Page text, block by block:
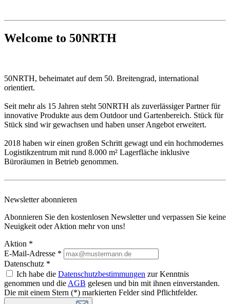
Welcome to 50NRTH
50NRTH, beheimatet auf dem 50. Breitengrad, international
orientiert.
Seit mehr als 15 Jahren steht 50NRTH als zuverlässiger Partner für
innovative Produkte aus dem Outdoor und Gartenbereich. Stück für
Stück sind wir gewachsen und haben unser Angebot erweitert.
2018 haben wir einen großen Schritt gewagt und ein hochmodernes
Logistikzentrum mit rund 8.000 m² Lagerfläche inklusive
Büroräumen in Betrieb genommen.
Newsletter abonnieren
Abonnieren Sie den kostenlosen Newsletter und verpassen Sie keine
Neuigkeit oder Aktion mehr von uns!
Aktion *
E-Mail-Adresse *
Datenschutz *
Ich habe die Datenschutzbestimmungen zur Kenntnis
genommen und die AGB gelesen und bin mit ihnen einverstanden.
Die mit einem Stern (*) markierten Felder sind Pflichtfelder.